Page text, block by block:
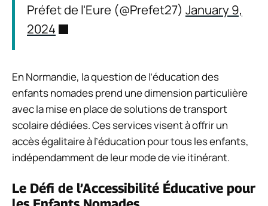
Préfet de l'Eure (@Prefet27) January 9,
2024
En Normandie, la question de l’éducation des
enfants nomades prend une dimension particulière
avec la mise en place de solutions de transport
scolaire dédiées. Ces services visent à offrir un
accès égalitaire à l’éducation pour tous les enfants,
indépendamment de leur mode de vie itinérant.
Le Défi de l’Accessibilité Éducative pour